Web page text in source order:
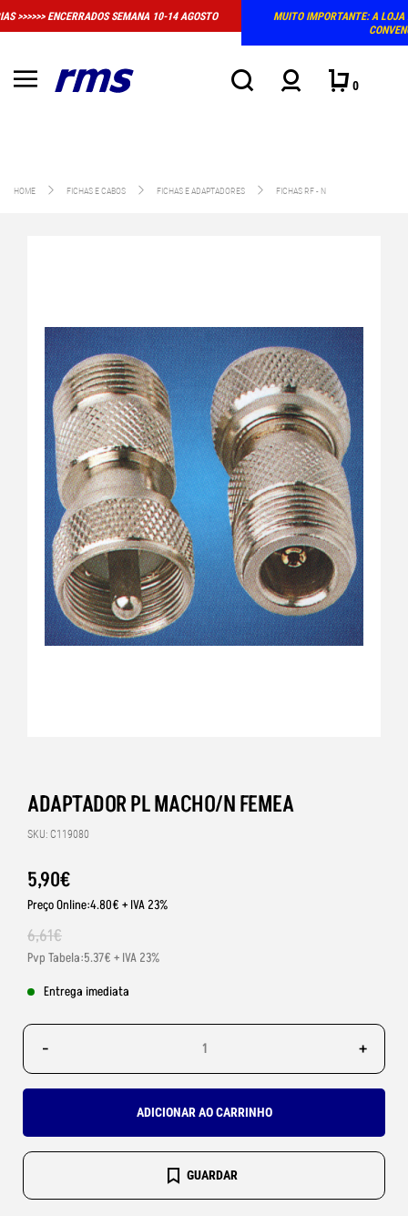
14 AGOSTO
MUITO IMPORTANTE: A LOJA FÍSICA EM MASSAMÁ DEIXOU DE
CONVENCIONAL DE ATENDIMENTO
0
HOME FICHAS E CABOS FICHAS E ADAPTADORES FICHAS RF - N
ADAPTADOR PL MACHO/N FEMEA
SKU: C119080
5,90€
Preço Online:4.80€ + IVA 23%
6,61€
Pvp Tabela:5.37€ + IVA 23%
Entrega imediata
- +
ADICIONAR AO CARRINHO
GUARDAR